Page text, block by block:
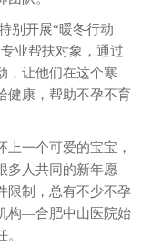
别开展“暖冬行动
业帮扶对象，通过
，让他们在这个寒
健康，帮助不孕不育
上一个可爱的宝宝，
多人共同的新年愿
限制，总有不少不孕
构—合肥中山医院始